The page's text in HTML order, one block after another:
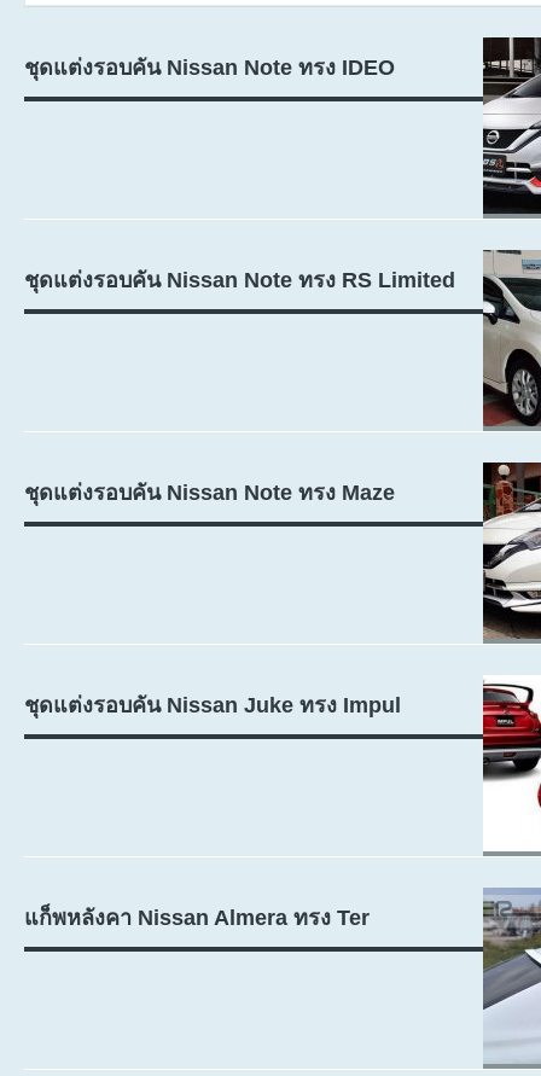
ชุดแต่งรอบคัน Nissan Note ทรง IDEO
ชุดแต่งรอบคัน Nissan Note ทรง RS Limited
ชุดแต่งรอบคัน Nissan Note ทรง Maze
ชุดแต่งรอบคัน Nissan Juke ทรง Impul
แก็พหลังคา Nissan Almera ทรง Ter